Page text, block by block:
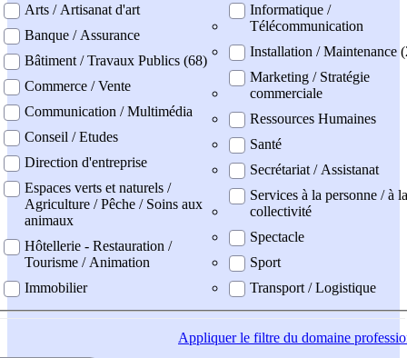
Arts / Artisanat d'art
Banque / Assurance
Bâtiment / Travaux Publics (68)
Commerce / Vente
Communication / Multimédia
Conseil / Etudes
Direction d'entreprise
Espaces verts et naturels /
Agriculture / Pêche / Soins aux
animaux
Hôtellerie - Restauration /
Tourisme / Animation
Immobilier
Informatique /
Télécommunication
Installation / Maintenance
Marketing / Stratégie
commerciale
Ressources Humaines
Santé
Secrétariat / Assistanat
Services à la personne / à la
collectivité
Spectacle
Sport
Transport / Logistique
Appliquerle filtre du domaine